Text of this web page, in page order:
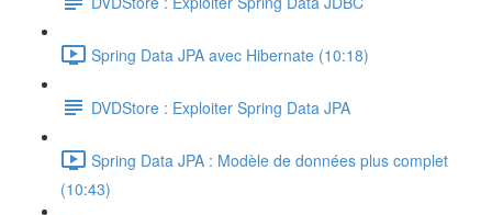
Spring Data JPA avec Hibernate (10:18)
DVDStore : Exploiter Spring Data JPA
Spring Data JPA : Modèle de données plus complet
(10:43)